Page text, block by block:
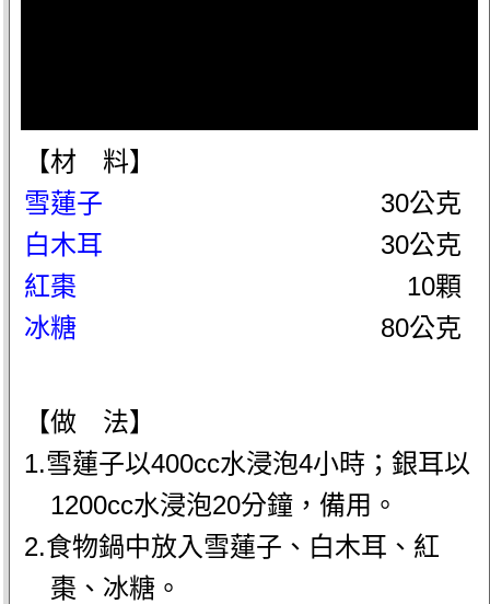
【材 料】
雪蓮子
30公克
白木耳
30公克
紅棗
10顆
冰糖
80公克
【做 法】
1.雪蓮子以400cc水浸泡4小時；銀耳以
1200cc水浸泡20分鐘，備用。
2.食物鍋中放入雪蓮子、白木耳、紅
棗、冰糖。